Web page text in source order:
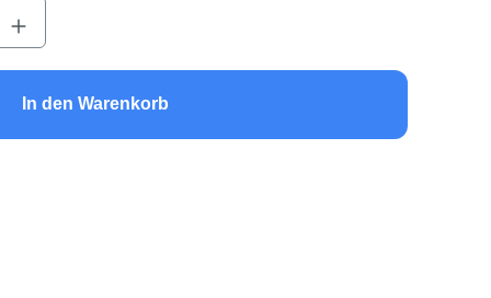
den gewünschten Wert ein oder
In den Warenkorb